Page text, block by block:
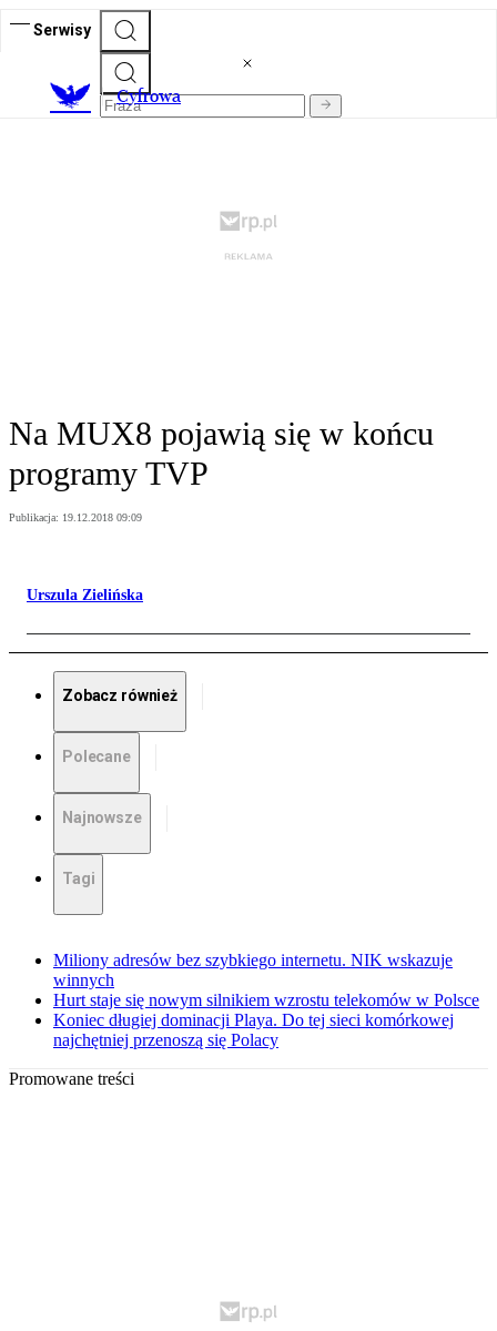
Serwisy
Cyfrowa
Na MUX8 pojawią się w końcu
programy TVP
Publikacja: 19.12.2018 09:09
Urszula Zielińska
Zobacz również
Polecane
Najnowsze
Tagi
Miliony adresów bez szybkiego internetu. NIK wskazuje
winnych
Hurt staje się nowym silnikiem wzrostu telekomów w Polsce
Koniec długiej dominacji Playa. Do tej sieci komórkowej
najchętniej przenoszą się Polacy
Promowane treści